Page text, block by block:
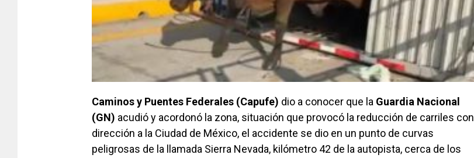
Caminos y Puentes Federales (Capufe) dio a conocer que la Guardia Nacional
(GN) acudió y acordonó la zona, situación que provocó la reducción de carriles con
dirección a la Ciudad de México, el accidente se dio en un punto de curvas
peligrosas de la llamada Sierra Nevada, kilómetro 42 de la autopista, cerca de los